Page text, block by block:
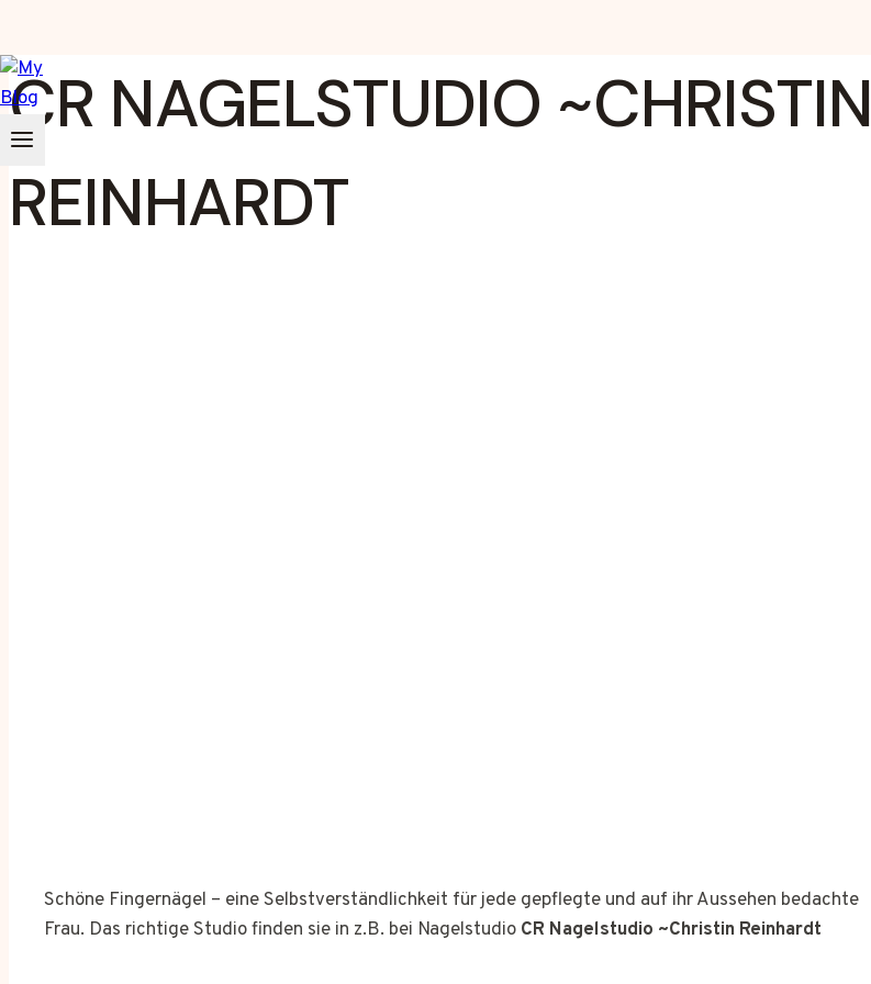
Zum
Inhalt
springen
CR NAGELSTUDIO ~CHRISTIN
REINHARDT
Schöne Fingernägel – eine Selbstverständlichkeit für jede gepflegte und auf ihr Aussehen bedachte
Frau. Das richtige Studio finden sie in z.B. bei Nagelstudio CR Nagelstudio ~Christin Reinhardt